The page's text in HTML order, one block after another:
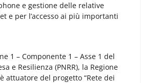
e gestione delle relative
e per l’accesso ai più importanti
1 – Componente 1 – Asse 1 del
e Resilienza (PNRR), la Regione
attuatore del progetto “Rete dei